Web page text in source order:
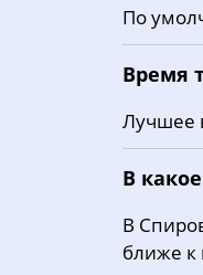
20,
21,
22,
25,
По
Время
Лучшее
В
В
ближе